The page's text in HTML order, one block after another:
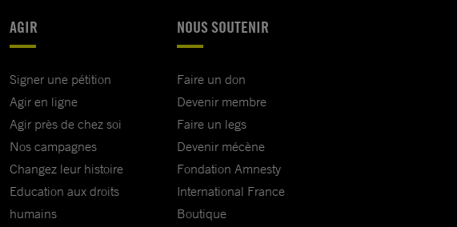
AGIR
Signer une pétition
Agir en ligne
Agir près de chez soi
Nos campagnes
Changez leur histoire
Education aux droits
humains
NOUS SOUTENIR
Faire un don
Devenir membre
Faire un legs
Devenir mécène
Fondation Amnesty
International France
Boutique